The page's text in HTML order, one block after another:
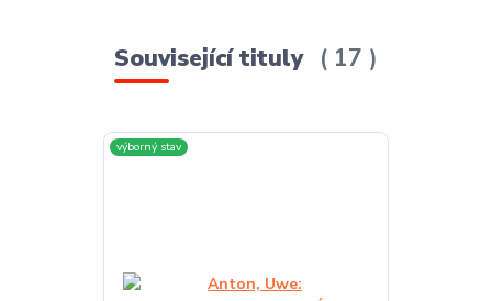
Související tituly 17
výborný stav